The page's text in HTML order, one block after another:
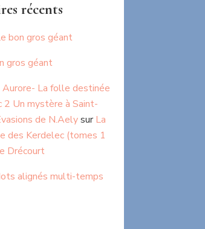
récents
bon gros géant
gros géant
Aurore- La folle destinée
2 Un mystère à Saint-
de N.AelysurLa
des Kerdelec (tomes 1
Drécourt
alignés multi-temps